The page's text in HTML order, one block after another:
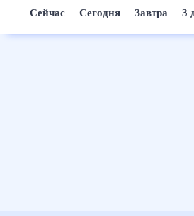
Сейчас Сегодня Завтра